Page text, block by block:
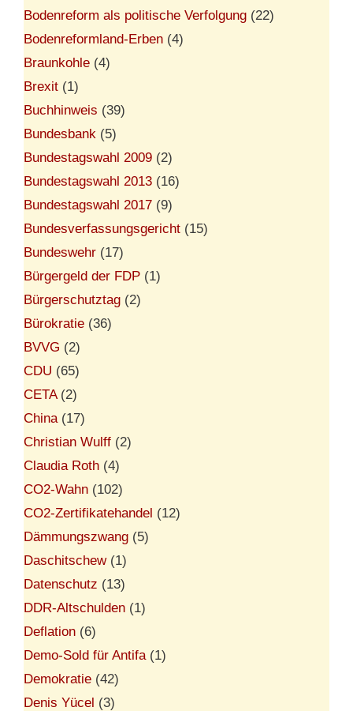
Bodenreform als politische Verfolgung (22)
Bodenreformland-Erben (4)
Braunkohle (4)
Brexit (1)
Buchhinweis (39)
Bundesbank (5)
Bundestagswahl 2009 (2)
Bundestagswahl 2013 (16)
Bundestagswahl 2017 (9)
Bundesverfassungsgericht (15)
Bundeswehr (17)
Bürgergeld der FDP (1)
Bürgerschutztag (2)
Bürokratie (36)
BVVG (2)
CDU (65)
CETA(2)
China(17)
Christian Wulff (2)
Claudia Roth (4)
CO2-Wahn (102)
CO2-Zertifikatehandel (12)
Dämmungszwang (5)
Daschitschew(1)
Datenschutz (13)
DDR-Altschulden (1)
Deflation (6)
Demo-Sold für Antifa(1)
Demokratie (42)
Denis Yücel (3)